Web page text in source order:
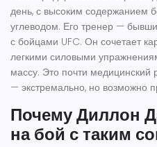
день, с высоким содержанием
углеводом. Его тренер —
с бойцами UFC. Он сочетает
легкими силовыми
массу. Это почти
— экстремально, но возможно
Почему Диллон
на бой с таким